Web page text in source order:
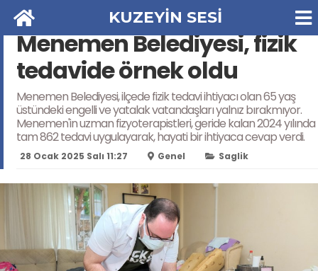
KUZEYİN SESİ
Menemen Belediyesi, fizik
tedavide örnek oldu
Menemen Belediyesi, ilçede fizik tedavi ihtiyacı olan 65 yaş
üstündeki engelli ve yatalak vatandaşları yalnız bırakmıyor.
Menemen'in uzman fizyoterapistleri, geride kalan 2024 yılında
tam 862 tedavi uygulayarak, hayati bir ihtiyaca cevap verdi.
28 Ocak 2025 Salı 11:27 Genel Saglik